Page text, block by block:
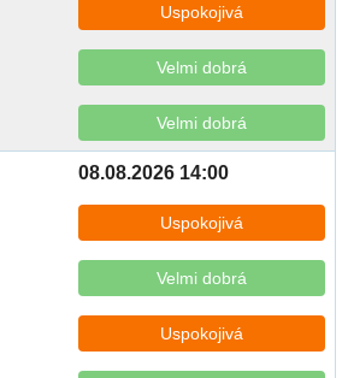
Uspokojivá
Velmi dobrá
Velmi dobrá
08.08.2026 14:00
Uspokojivá
Velmi dobrá
Uspokojivá